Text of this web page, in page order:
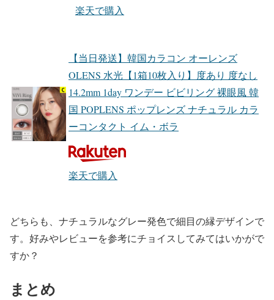
楽天で購入
【当日発送】韓国カラコン オーレンズ
OLENS 水光【1箱10枚入り】度あり 度なし
14.2mm 1day ワンデー ビビリング 裸眼風 韓
国 POPLENS ポップレンズ ナチュラル カラ
ーコンタクト イム・ボラ
楽天で購入
どちらも、ナチュラルなグレー発色で細目の縁デザインで
す。好みやレビューを参考にチョイスしてみてはいかがで
すか？
まとめ